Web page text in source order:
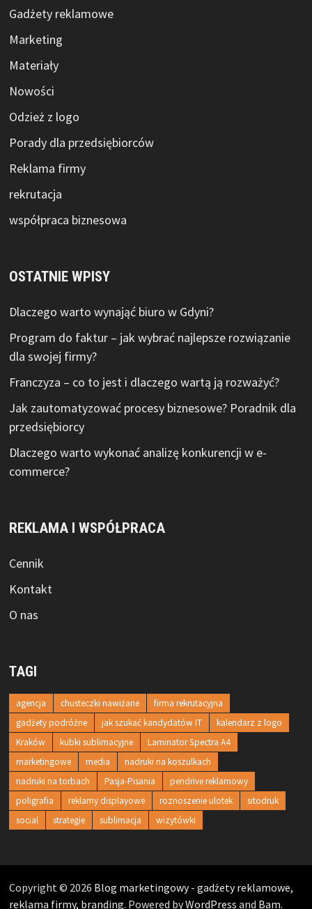
Gadżety reklamowe
Marketing
Materiały
Nowości
Odzież z logo
Porady dla przedsiębiorców
Reklama firmy
rekrutacja
współpraca biznesowa
OSTATNIE WPISY
Dlaczego warto wynająć biuro w Gdyni?
Program do faktur – jak wybrać najlepsze rozwiązanie
dla swojej firmy?
Franczyza – co to jest i dlaczego wartą ją rozważyć?
Jak zautomatyzować procesy biznesowe? Poradnik dla
przedsiębiorcy
Dlaczego warto wykonać analizę konkurencji w e-
commerce?
REKLAMA I WSPÓŁPRACA
Cennik
Kontakt
O nas
TAGI
agencja chusteczki nawiżane
firma rekrutacyjna
gadżety podróżne
jak szukać kandydatów IT
kalendarz z logo
Kraków
kubki sublimacyjne
Laminator Spectra A4
marketingowe
media
nadruki na koszulkach
nadruki na torbach
Pasja-Pisania
pendrive reklamowy
poligrafia
reklamy displayowe roznoszenie ulotek
sitodruk
social
strategie sublimacja wizytówki
Copyright © 2026 Blog marketingowy - gadżety reklamowe,
reklama firmy, branding. Powered byWordPress and Bam.